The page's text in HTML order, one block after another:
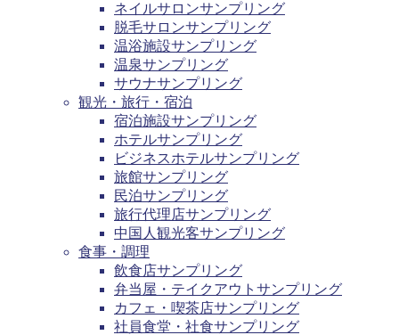
ネイルサロンサンプリング
脱毛サロンサンプリング
温浴施設サンプリング
温泉サンプリング
サウナサンプリング
観光・旅行・宿泊
宿泊施設サンプリング
ホテルサンプリング
ビジネスホテルサンプリング
旅館サンプリング
民泊サンプリング
旅行代理店サンプリング
中国人観光客サンプリング
食事・調理
飲食店サンプリング
弁当屋・テイクアウトサンプリング
カフェ・喫茶店サンプリング
社員食堂・社食サンプリング